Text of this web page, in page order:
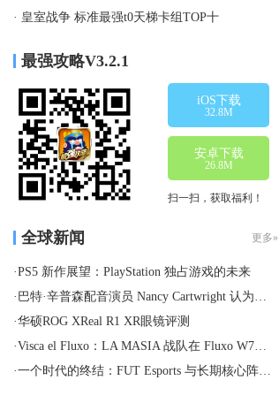
· 皇室战争 标准最强t0天梯卡组TOP十
最强攻略V3.2.1
iOS下载
32.8M
安卓下载
26.8M
扫一扫，获取福利！
全球新闻 更多»
·PS5 新作展望：PlayStation 独占游戏的未来
· 巴特·辛普森配音演员 Nancy Cartwright 认为《辛普森一家》将在第 40 季完结
·华硕ROG XReal R1 XR眼镜评测
·Visca el Fluxo：LA MASIA 战队在 Fluxo W7M 旗下找到新归宿
·一个时代的终结：FUT Esports 与长期核心阵容分道扬镳